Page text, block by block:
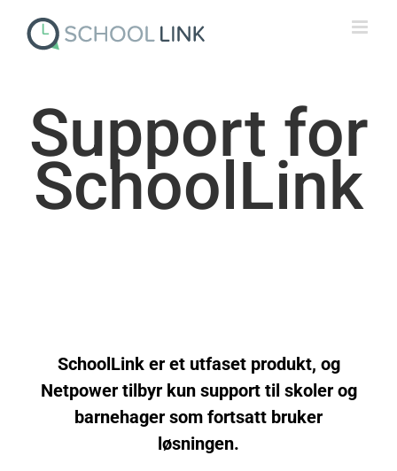
content
Support for
SchoolLink
SchoolLink er et utfaset produkt, og
Netpower tilbyr kun support til skoler og
barnehager som fortsatt bruker
løsningen.